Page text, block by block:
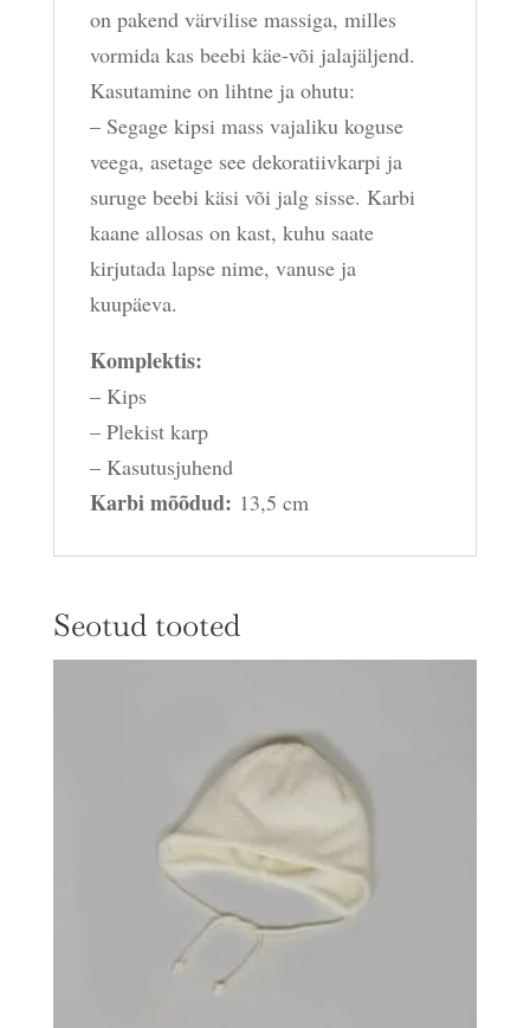
on pakend värvilise massiga, milles
vormida kas beebi käe-või jalajäljend.
Kasutamine on lihtne ja ohutu:
– Segage kipsi mass vajaliku koguse
veega, asetage see dekoratiivkarpi ja
suruge beebi käsi või jalg sisse. Karbi
kaane allosas on kast, kuhu saate
kirjutada lapse nime, vanuse ja
kuupäeva.
Komplektis:
– Kips
– Plekist karp
– Kasutusjuhend
Karbi mõõdud: 13,5 cm
Seotud tooted